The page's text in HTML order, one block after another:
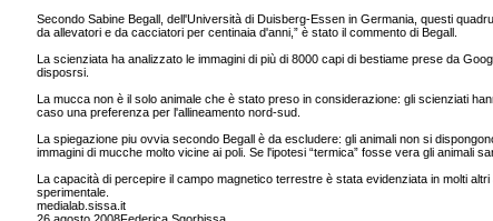
Secondo Sabine Begall, dell'Università di Duisberg-Essen in Germania, questi
da allevatori e da cacciatori per centinaia d'anni,” è stato il commento di Begall.
La scienziata ha analizzato le immagini di più di 8000 capi di bestiame prese da
disposrsi.
La mucca non è il solo animale che è stato preso in considerazione: gli scienziati
caso una preferenza per l'allineamento nord-sud.
La spiegazione piu ovvia secondo Begall è da escludere: gli animali non si
immagini di mucche molto vicine ai poli. Se l'ipotesi “termica” fosse vera gli animali
La capacità di percepire il campo magnetico terrestre è stata evidenziata in molti
sperimentale.
medialab.sissa.it